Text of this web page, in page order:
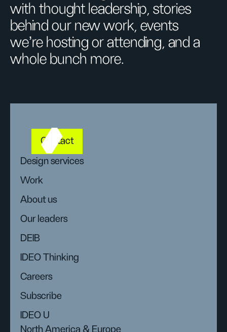
with thought leadership, stories
behind our new work, events
we’re hosting or attending, and a
whole bunch more.
Contact
Design services
Work
About us
Our leaders
DEIB
IDEO Thinking
Careers
Subscribe
IDEO U
North America & Europe